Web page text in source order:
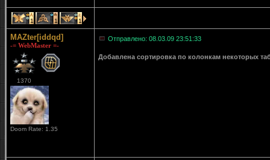
1 1 1
MAZter[iddqd]
-= WebMaster =-
1370
Doom Rate: 1.35
Отправлено: 08.03.09 23:51:33
Добавлена сортировка по колонкам некоторых